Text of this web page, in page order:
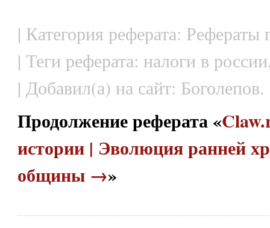
| Категория реферата: Рефераты
| Теги реферата: налоги в
| Добавил(а) на сайт: Боголепов.
Продолжение реферата «
истории | Эволюция ранней
общины →»